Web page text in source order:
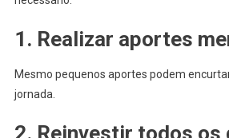
1. Realizar aportes
Mesmo pequenos aportes podem
jornada.
2. Reinvestir todos os